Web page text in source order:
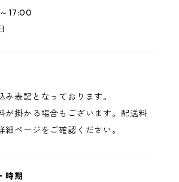
17:00
み表記となっております。
が掛かる場合もございます。配送料
細ページをご確認ください。
時期